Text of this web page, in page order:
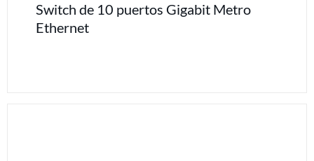
Switch de 10 puertos Gigabit Metro
Ethernet